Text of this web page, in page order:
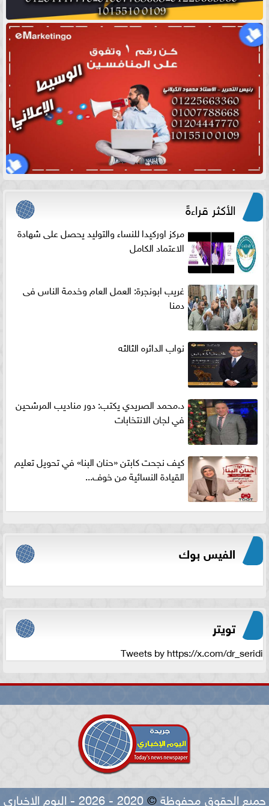
الأكثر قراءةً
مركز اوركيدا للنساء والتوليد يحصل على شهادة
الاعتماد الكامل
غريب ابونجرة: العمل العام وخدمة الناس فى
دمنا
نواب الدائره الثالثه
د.محمد الصريدي يكتب: دور مناديب المرشحين
في لجان الانتخابات
كيف نجحت كابتن «حنان البنا» في تحويل تعليم
القيادة النسائية من خوف...
الفيس بوك
تويتر
Tweets by https://x.com/dr_seridi
جميع الحقوق محفوظة©2020 - 2026 - اليوم الاخباري